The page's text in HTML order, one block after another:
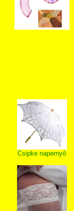
Csipke napernyő